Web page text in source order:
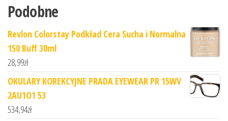
Podobne
Revlon Colorstay Podkład Cera Sucha i Normalna
150 Buff 30ml
28,99zł
OKULARY KOREKCYJNE PRADA EYEWEAR PR 15WV
2AU1O1 53
534,94zł